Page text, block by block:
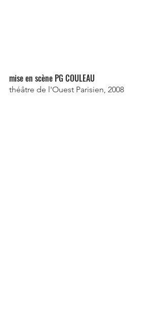
mise en scène PG COULEAU
théâtre de l'Ouest Parisien, 2008